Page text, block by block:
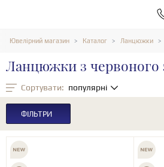
Ювелірний магазин Каталог Ланцюжки
Ланцюжки з червоного
Сортувати: популярні
ФІЛЬТРИ